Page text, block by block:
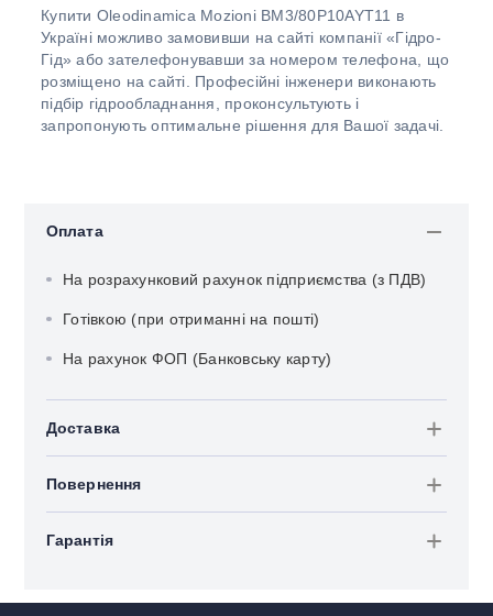
Купити Oleodinamica Mozioni BM3/80P10AYT11 в
Україні можливо замовивши на сайті компанії «Гідро-
Гід» або зателефонувавши за номером телефона, що
розміщено на сайті. Професійні інженери виконають
підбір гідрообладнання, проконсультують і
запропонують оптимальне рішення для Вашої задачі.
Оплата
На розрахунковий рахунок підприємства (з ПДВ)
Готівкою (при отриманні на пошті)
На рахунок ФОП (Банковську карту)
Доставка
Повернення
Гарантія